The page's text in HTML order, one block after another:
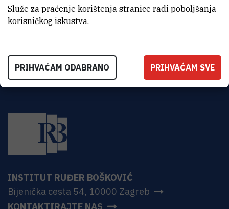
HR-10000 Zagreb
INSTITUT RUĐER BOŠKOVIĆ
Bijenička cesta 54, 10000 Zagreb
Služe za praćenje korištenja stranice radi poboljšanja
korisničkog iskustva.
PRIHVAĆAM ODABRANO PRIHVAĆAM SVE